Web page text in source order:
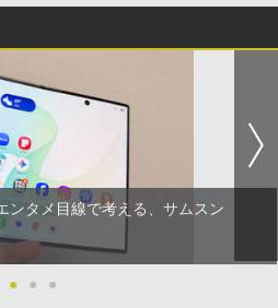
ンタメ目線で考える、サムスン
● ● ●